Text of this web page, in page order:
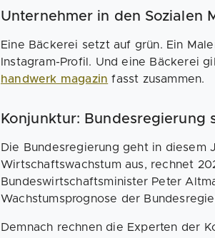
Unternehmer in den Sozialen
Eine Bäckerei setzt auf grün. Ein
Instagram-Profil. Und eine Bäckerei
handwerk magazin fasst zusammen.
Konjunktur: Bundesregierung
Die Bundesregierung geht in diesem
Wirtschaftswachstum aus, rechnet
Bundeswirtschaftsminister Peter
Wachstumsprognose der
Demnach rechnen die Experten der